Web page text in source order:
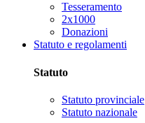
Tesseramento
2x1000
Donazioni
Statuto e regolamenti
Statuto
Statuto provinciale
Statuto nazionale